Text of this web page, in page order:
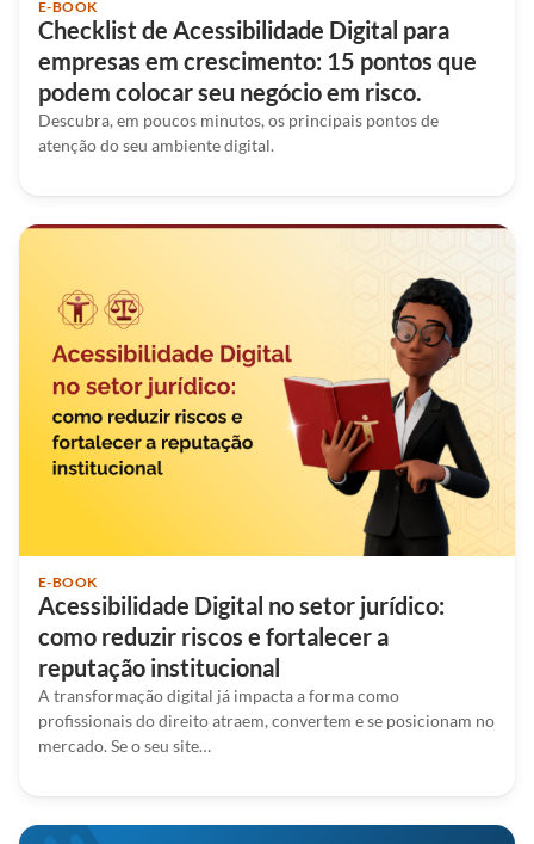
E-BOOK
Checklist de Acessibilidade Digital para
empresas em crescimento: 15 pontos que
podem colocar seu negócio em risco.
Descubra, em poucos minutos, os principais pontos de
atenção do seu ambiente digital.
E-BOOK
Acessibilidade Digital no setor jurídico:
como reduzir riscos e fortalecer a
reputação institucional
A transformação digital já impacta a forma como
profissionais do direito atraem, convertem e se posicionam no
mercado. Se o seu site…